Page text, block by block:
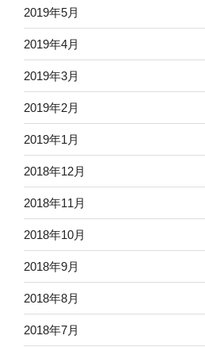
2019年5月
2019年4月
2019年3月
2019年2月
2019年1月
2018年12月
2018年11月
2018年10月
2018年9月
2018年8月
2018年7月